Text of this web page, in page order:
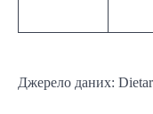
Джерело даних: